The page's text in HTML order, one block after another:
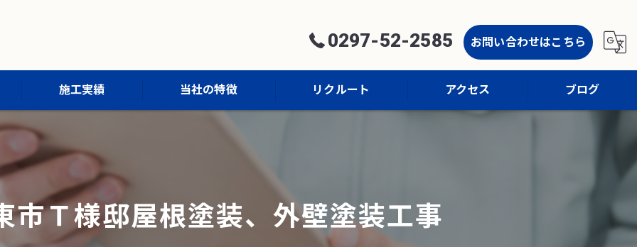
0297-52-2585 お問い合わせはこちら
施工実績 当社の特徴
防水工事
リクルート アクセス ブログ
市Ｔ様邸屋根塗装、外壁塗装工事